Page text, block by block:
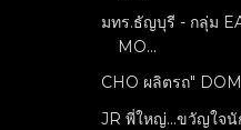
มทร.ธัญบุรี - กลุ่ม
MO...
CHO ผลิตรถ"
JR พี่ใหญ่...ขวัญใจ